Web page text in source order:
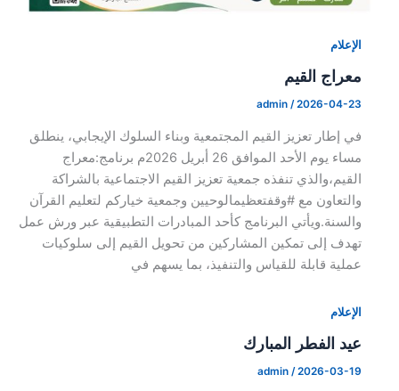
الإعلام
معراج القيم
admin/2026-04-23
في إطار تعزيز القيم المجتمعية وبناء السلوك الإيجابي، ينطلق
مساء يوم الأحد الموافق 26 أبريل 2026م برنامج:معراج
القيم،والذي تنفذه جمعية تعزيز القيم الاجتماعية بالشراكة
والتعاون مع #وقفتعظيمالوحيين وجمعية خياركم لتعليم القرآن
والسنة.ويأتي البرنامج كأحد المبادرات التطبيقية عبر ورش عمل
تهدف إلى تمكين المشاركين من تحويل القيم إلى سلوكيات
عملية قابلة للقياس والتنفيذ، بما يسهم في
الإعلام
عيد الفطر المبارك
admin/2026-03-19